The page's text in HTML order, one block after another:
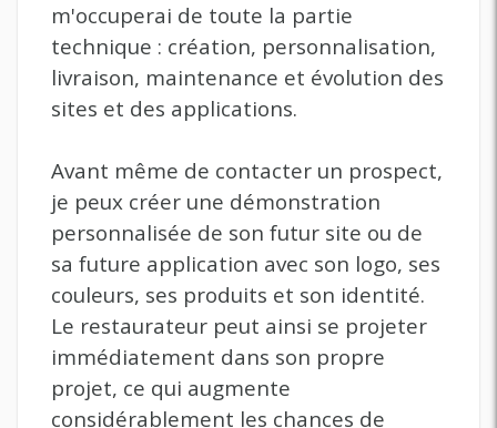
m'occuperai de toute la partie
technique : création, personnalisation,
livraison, maintenance et évolution des
sites et des applications.
Avant même de contacter un prospect,
je peux créer une démonstration
personnalisée de son futur site ou de
sa future application avec son logo, ses
couleurs, ses produits et son identité.
Le restaurateur peut ainsi se projeter
immédiatement dans son propre
projet, ce qui augmente
considérablement les chances de